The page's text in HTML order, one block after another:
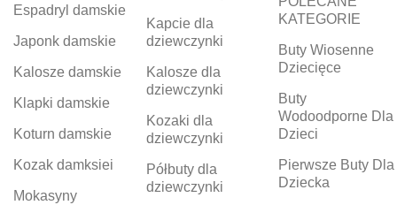
Espadryl damskie
Japonk damskie
Kalosze damskie
Klapki damskie
Koturn damskie
Kozak damksiei
Mokasyny
Kapcie dla
dziewczynki
Kalosze dla
dziewczynki
Kozaki dla
dziewczynki
Półbuty dla
dziewczynki
KATEGORIE
Buty Wiosenne
Dziecięce
Buty
Wodoodporne Dla
Dzieci
Pierwsze Buty Dla
Dziecka